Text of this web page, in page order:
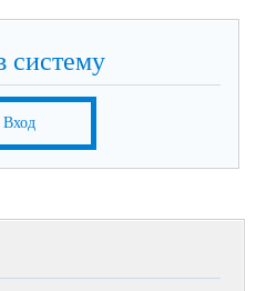
систему
Вход